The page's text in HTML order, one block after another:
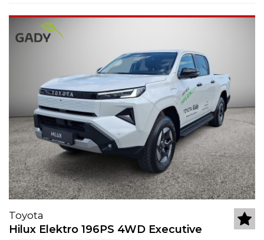
Toyota
Hilux Elektro 196PS 4WD Executive